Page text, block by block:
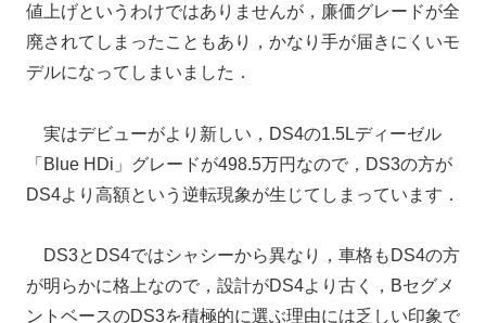
値上げというわけではありませんが，廉価グレードが全
廃されてしまったこともあり，かなり手が届きにくいモ
デルになってしまいました．
実はデビューがより新しい，DS4の1.5Lディーゼル
「Blue HDi」グレードが498.5万円なので，DS3の方が
DS4より高額という逆転現象が生じてしまっています．
DS3とDS4ではシャシーから異なり，車格もDS4の方
が明らかに格上なので，設計がDS4より古く，Bセグメ
ントベースのDS3を積極的に選ぶ理由には乏しい印象で